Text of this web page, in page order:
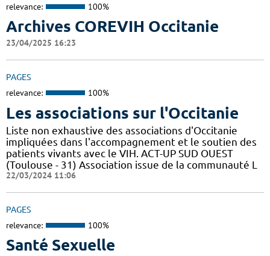
relevance: 100%
Archives COREVIH Occitanie
23/04/2025 16:23
PAGES
relevance: 100%
Les associations sur l'Occitanie
Liste non exhaustive des associations d'Occitanie
impliquées dans l'accompagnement et le soutien des
patients vivants avec le VIH. ACT-UP SUD OUEST
(Toulouse - 31) Association issue de la communauté L
22/03/2024 11:06
PAGES
relevance: 100%
Santé Sexuelle